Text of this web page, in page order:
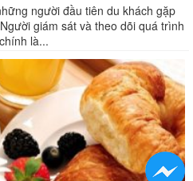
người đầu tiên du khách gặp
giám sát và theo dõi quá trình
là...